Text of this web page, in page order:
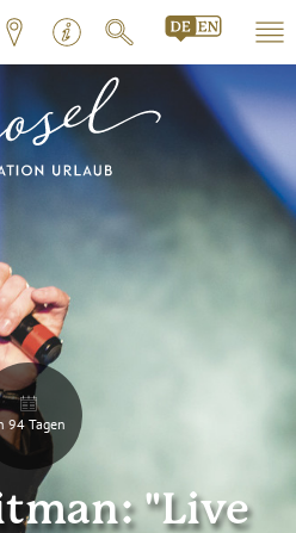
94 Tagen
"Live